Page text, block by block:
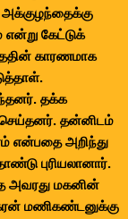
கேட்டுக்
காரணமாக
தக்க
செய்தனர். தன்னிடம்
என்பதை அறிந்து
புரியலானார்.
அவரது மகனின்
மணிகண்டனுக்கு